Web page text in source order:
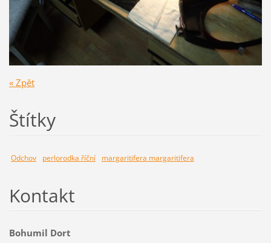
« Zpět
Štítky
Odchov perlorodka říční margaritifera margaritifera
Kontakt
Bohumil Dort